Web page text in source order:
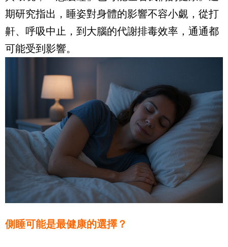
期研究指出，睡姿對身體的影響不容小覷，從打
鼾、呼吸中止，到大腦的代謝排毒效率，通通都
可能受到影響。
側睡可能是最健康的選擇？